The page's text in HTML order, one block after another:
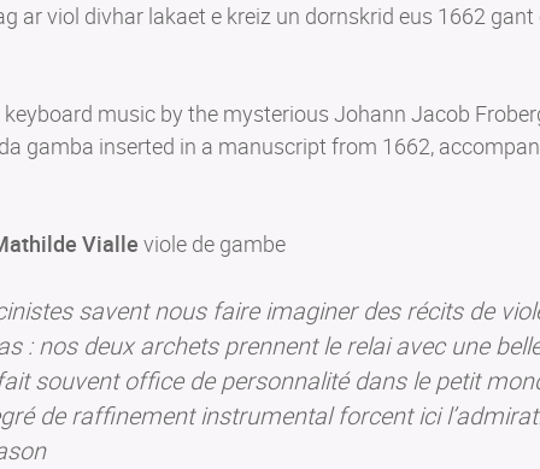
ar viol divhar lakaet e kreiz un dornskrid eus 1662
music by the mysterious Johann Jacob
gamba inserted in a manuscript from 1662,
Vialle viole de gambe
savent nous faire imaginer des récits de
: nos deux archets prennent le relai avec une
souvent office de personnalité dans le petit
de raffinement instrumental forcent ici